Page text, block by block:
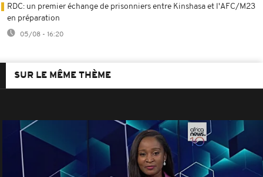
RDC: un premier échange de prisonniers entre Kinshasa et l'AFC/M23
en préparation
05/08 - 16:20
SUR LE MÊME THÈME